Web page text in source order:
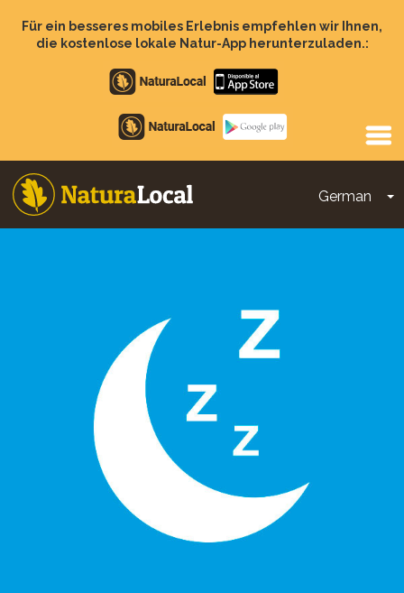
zumFür ein besseres mobiles Erlebnis empfehlen wir Ihnen,
die kostenlose lokale Natur-App herunterzuladen.:
Apple
store
Google
Play
German
Main